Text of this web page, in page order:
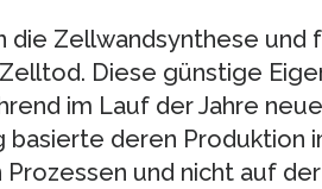
die Zellwandsynthese und
Diese günstige
im Lauf der Jahre
basierte deren Produktion
und nicht auf